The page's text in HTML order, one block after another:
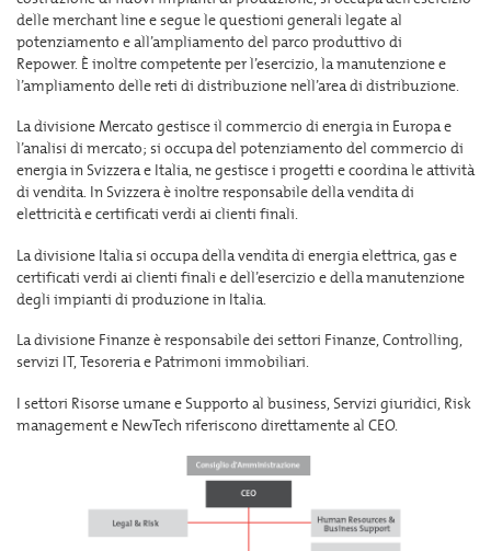
delle merchant line e segue le questioni generali legate al
potenziamento e all’ampliamento del parco produttivo di
Repower. È inoltre competente per l’esercizio, la manutenzione e
l’ampliamento delle reti di distribuzione nell’area di distribuzione.
La divisione Mercato gestisce il commercio di energia in Europa e
l’analisi di mercato; si occupa del potenziamento del commercio di
energia in Svizzera e Italia, ne gestisce i progetti e coordina le attività
di vendita. In Svizzera è inoltre responsabile della vendita di
elettricità e certificati verdi ai clienti finali.
La divisione Italia si occupa della vendita di energia elettrica, gas e
certificati verdi ai clienti finali e dell’esercizio e della manutenzione
degli impianti di produzione in Italia.
La divisione Finanze è responsabile dei settori Finanze, Controlling,
servizi IT, Tesoreria e Patrimoni immobiliari.
I settori Risorse umane e Supporto al business, Servizi giuridici, Risk
management e NewTech riferiscono direttamente al CEO.